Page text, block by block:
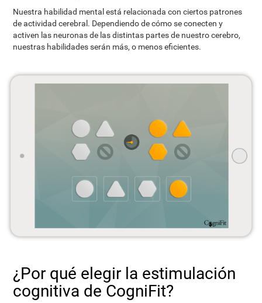
Nuestra habilidad mental está relacionada con ciertos patrones
de actividad cerebral. Dependiendo de cómo se conecten y
activen las neuronas de las distintas partes de nuestro cerebro,
nuestras habilidades serán más, o menos eficientes.
¿Por qué elegir la estimulación
cognitiva de CogniFit?